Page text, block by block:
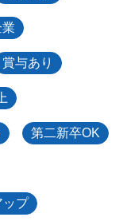
業
賞与あり
第二新卒OK
ップ